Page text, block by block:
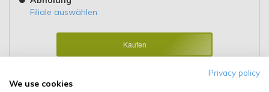
Filiale auswählen
Kaufen
Privacy policy
We use cookies